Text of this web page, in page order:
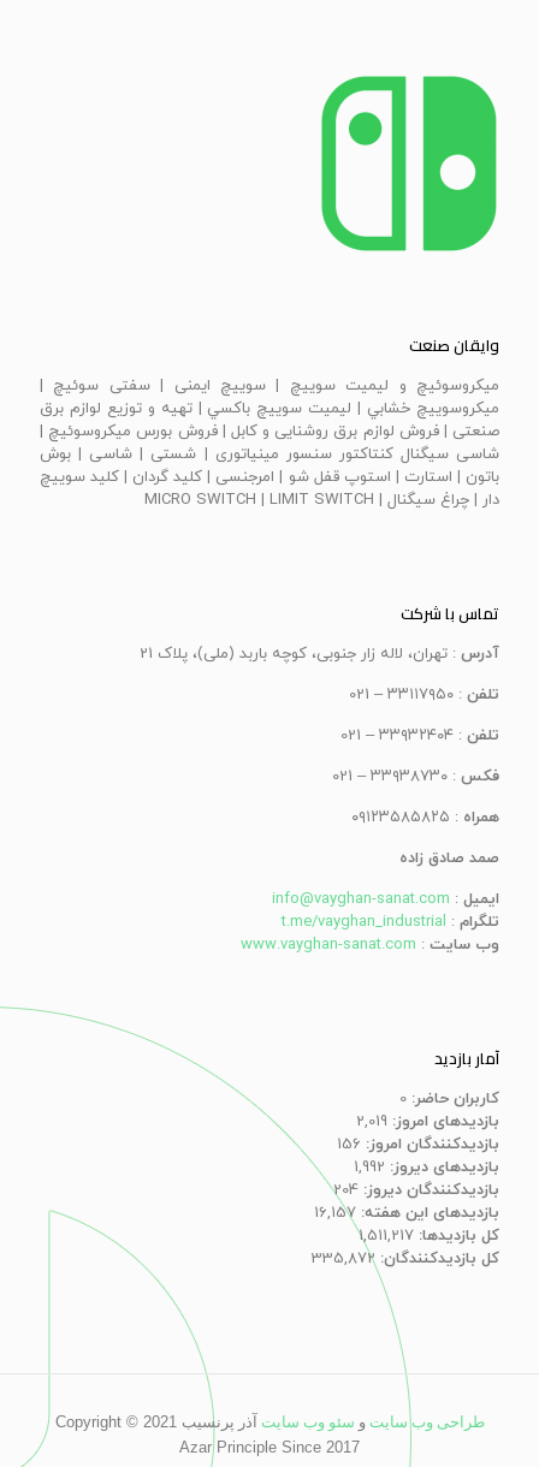
وایقان صنعت
ميكروسوئيچ و ليميت سوييچ | سویيچ ايمنی | سفتی سوئيچ |
ميكروسوييچ خشابي | ليميت سوييچ باكسي | تهیه و توزیع لوازم برق
صنعتی | فروش لوازم برق روشنایی و کابل | فروش بورس میکروسوئیچ |
شاسی سیگنال کنتاکتور سنسور مینیاتوری | شستی | شاسی | بوش
باتون | استارت | استوپ قفل شو | امرجنسی | كليد گردان | كليد سوييچ
دار | چراغ سيگنال | MICRO SWITCH | LIMIT SWITCH
تماس با شرکت
آدرس : تهران، لاله زار جنوبی، کوچه باربد (ملی)، پلاک 21
تلفن : ۳۳۱۱۷۹۵۰ – 021
تلفن : ۳۳۹۳۲۴۰۴ – 021
فکس : ۳۳۹۳۸۷۳۰ – 021
همراه : ۰۹۱۲۳۵۸۵۸۲۵
صمد صادق زاده
ایمیل :
info@vayghan-sanat.com
تلگرام :
t.me/vayghan_industrial
وب سایت :
www.vayghan-sanat.com
آمار بازدید
کاربران حاضر: 0
بازدیدهای امروز: 2,019
بازدیدکنندگان امروز: 156
بازدیدهای دیروز: 1,992
بازدیدکنندگان دیروز: 204
بازدیدهای این هفته: 16,157
کل بازدیدها: 1,511,217
کل بازدیدکنند‌گان: 335,872
طراحی وب سایت و سئو وب سایت آذر پرنسیب Copyright © 2021
Azar Principle Since 2017